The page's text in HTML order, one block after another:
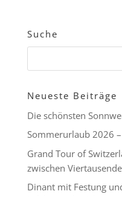
Suche
Neueste Beiträge
Die schönsten
Sommerurlaub 2026
Grand Tour of
zwischen
Dinant mit Festung